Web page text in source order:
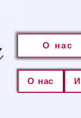
О нас
О нас